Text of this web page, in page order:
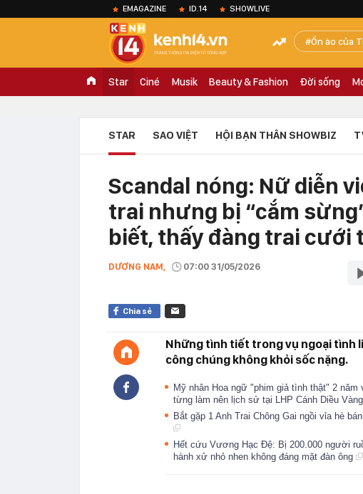
EMAGAZINE ID.14 SHOWLIVE
Ồn ào của
Star Ciné Musik Beauty & Fashion Đời sống
STAR SAO VIỆT HỘI BẠN THÂN SHOWBIZ
Scandal nóng: Nữ diễn
trai nhưng bị “cắm
biết, thấy đàng trai cưới
DƯƠNG NAM, 07:00 31/05/2026
Chia sẻ
Những tình tiết trong vụ ngoại tình
công chúng không khỏi sốc nặng.
Mỹ nhân Hoa ngữ "phim giả tình thật" 2
từng làm nên lịch sử tại LHP Cánh Diều Vàng
Bắt gặp 1 Anh Trai Chông Gai ngồi vỉa hè
Hết cứu Vương Hạc Đệ: Bị 200.000 người
hành xử nhỏ nhen không đáng mặt đàn ông